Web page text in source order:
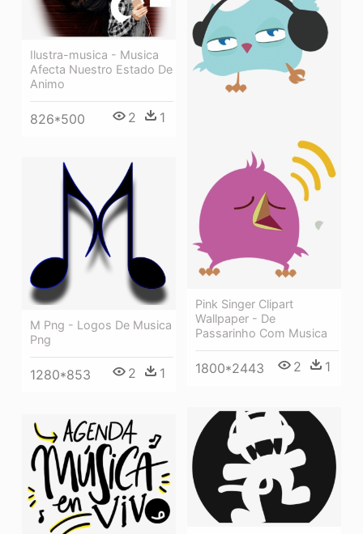
Ilustra-musica - Musica
Afecta Nuestro Estado De
Animo
826*500 2 1
Pink Singer Clipart
Wallpaper - De
Passarinho Com Musica
1800*2443 2 1
M Png - Logos De Musica
Png
1280*853 2 1